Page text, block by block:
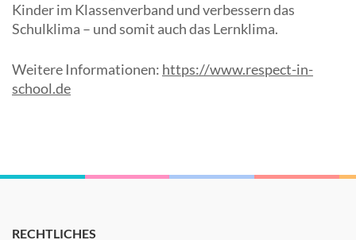
Kinder im Klassenverband und verbessern das
Schulklima – und somit auch das Lernklima.
Weitere Informationen: https://www.respect-in-
school.de
RECHTLICHES